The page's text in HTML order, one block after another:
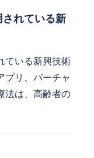
されている新
ている新興技術
プリ、バーチャ
法は、高齢者の